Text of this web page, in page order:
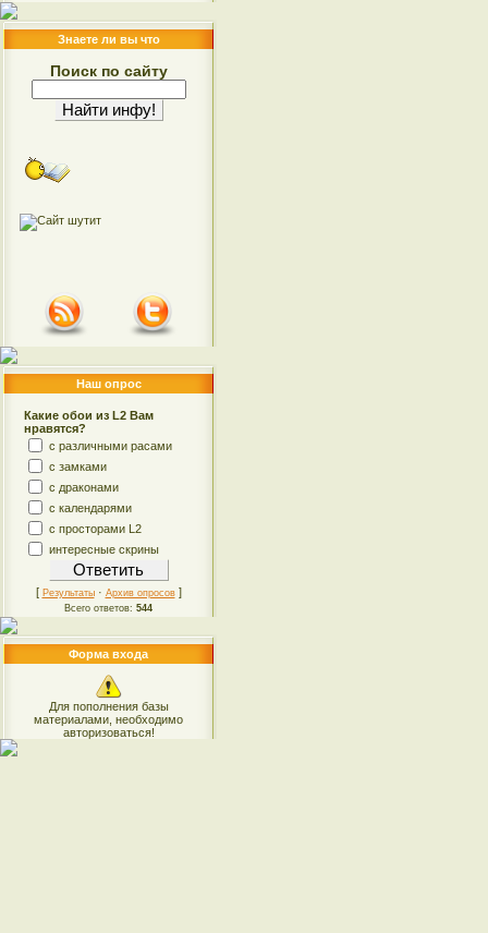
Знаете ли вы что
Поиск по сайту
Наш опрос
Какие обои из L2 Вам
нравятся?
с различными расами
с замками
с драконами
с календарями
с просторами L2
интересные скрины
[ Результаты· Архив опросов]
Всего ответов: 544
Форма входа
Для пополнения базы
материалами, необходимо
авторизоваться!